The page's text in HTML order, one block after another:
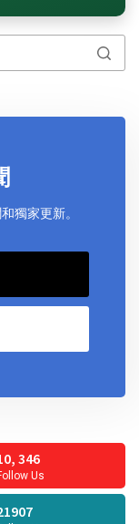
獨家更新。
346
Us